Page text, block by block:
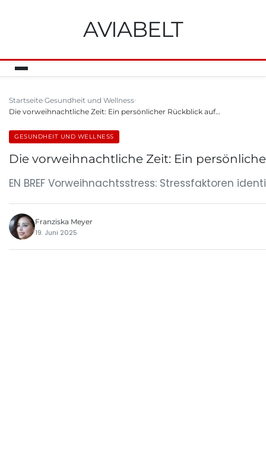
AVIABELT
Startseite Gesundheit und Wellness
Die vorweihnachtliche Zeit: Ein persönlicher Rückblick auf…
GESUNDHEIT UND WELLNESS
Die vorweihnachtliche Zeit: Ein
EN BREF Vorweihnachtsstress: Stressfaktoren
Franziska Meyer
19. Juni 2025